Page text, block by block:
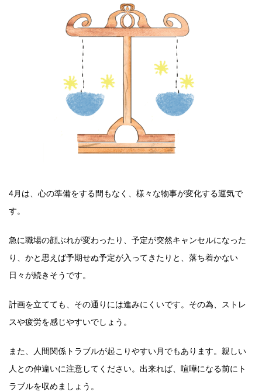
4月は、心の準備をする間もなく、様々な物事が変化する運気で
す。
急に職場の顔ぶれが変わったり、予定が突然キャンセルになった
り、かと思えば予期せぬ予定が入ってきたりと、落ち着かない
日々が続きそうです。
計画を立てても、その通りには進みにくいです。その為、ストレ
スや疲労を感じやすいでしょう。
また、人間関係トラブルが起こりやすい月でもあります。親しい
人との仲違いに注意してください。出来れば、喧嘩になる前にト
ラブルを収めましょう。